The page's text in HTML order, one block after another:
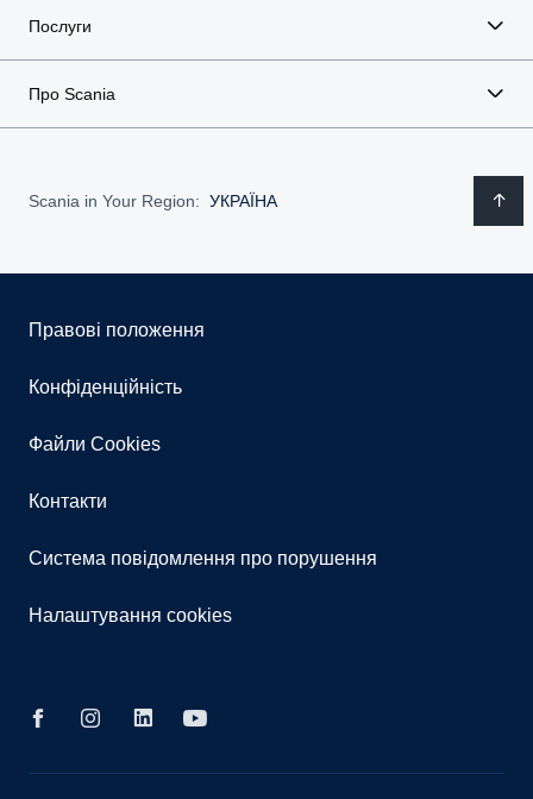
Послуги
Про Scania
Scania in Your Region: УКРАЇНА
Правові положення
Конфіденційність
Файли Cookies
Контакти
Система повідомлення про порушення
Налаштування cookies